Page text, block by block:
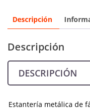
Descripción
Descripción
DESCRIPCIÓN
Estantería metálica de